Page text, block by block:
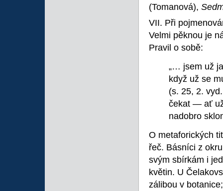
(Tomanová),
VII. Při
Velmi pěknou je
Pravil o sobě:
„… jsem už
když už se
(s. 25, 2.
čekat — ať
nadobro
O metaforických
řeč. Básníci z
svým sbírkám i
květin. U
zálibou v